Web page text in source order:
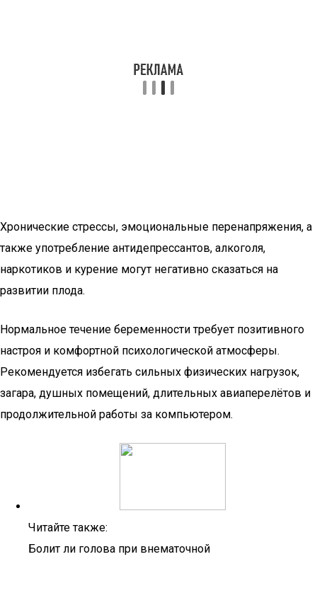
Хронические стрессы, эмоциональные перенапряжения, а
также употребление антидепрессантов, алкоголя,
наркотиков и курение могут негативно сказаться на
развитии плода.
Нормальное течение беременности требует позитивного
настроя и комфортной психологической атмосферы.
Рекомендуется избегать сильных физических нагрузок,
загара, душных помещений, длительных авиаперелётов и
продолжительной работы за компьютером.
Читайте также:
Болит ли голова при внематочной